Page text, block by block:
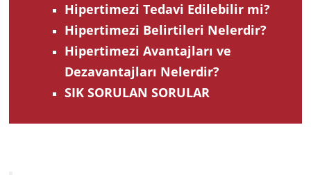
Hipertimezi Tedavi Edilebilir mi?
Hipertimezi Belirtileri Nelerdir?
Hipertimezi Avantajları ve
Dezavantajları Nelerdir?
SIK SORULAN SORULAR